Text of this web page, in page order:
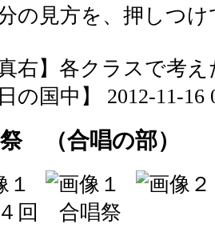
分の見方を、押しつ
真右】各クラスで考
日の国中】 2012-11-16
（合唱の部）
回 合唱祭